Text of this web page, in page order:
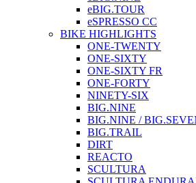
eBIG.TOUR
eSPRESSO CC
BIKE HIGHLIGHTS
ONE-TWENTY
ONE-SIXTY
ONE-SIXTY FR
ONE-FORTY
NINETY-SIX
BIG.NINE
BIG.NINE /
BIG.TRAIL
DIRT
REACTO
SCULTURA